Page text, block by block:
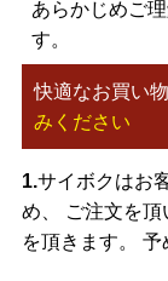
あらかじめご
す。
快適なお買い
みください
1.サイボクはお
め、 ご注文を
を頂きます。 予